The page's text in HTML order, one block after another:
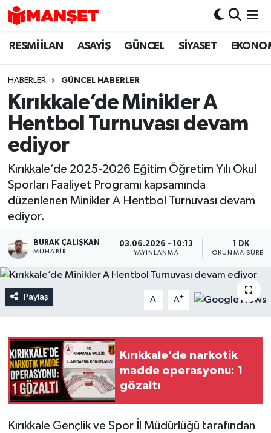
RESMİ İLAN ASAYİŞ GÜNCEL SİYASET
HABERLER GÜNCEL HABERLER
Kırıkkale’de Minikler A
Hentbol Turnuvası devam
ediyor
Kırıkkale’de 2025-2026 Eğitim Öğretim Yılı Okul
Sporları Faaliyet Programı kapsamında
düzenlenen Minikler A Hentbol Turnuvası devam
ediyor.
BURAK ÇALIŞKAN
MUHABIR
03.06.2026 - 10:13
YAYINLANMA
1 DK
OKUNMA SÜRESI
Paylaş A- A+
Kırıkkale’de narkotik
madde operasyonu: 1
gözaltı
Kırıkkale Gençlik ve Spor İl Müdürlüğü tarafından
Hava Durumu
Trafik Durumu
Süper Lig Puan Durumu ve Fikstür
Tüm Manşetler
Son Dakika Haberleri
Haber Arşivi